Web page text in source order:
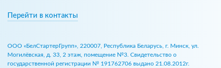
Перейти в контакты
ООО «БелСтартерГрупп», 220007, Республика Беларусь, г. Минск, ул.
Могилёвская, д. 33, 2 этаж, помещение №3. Свидетельство о
государственной регистрации № 191762706 выдано 21.08.2012г.